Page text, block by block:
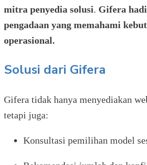
mitra penyedia solusi. Gifera
pengadaan yang memahami
operasional.
Solusi dari Gifera
Gifera tidak hanya menyediakan
tetapi juga:
Konsultasi pemilihan model